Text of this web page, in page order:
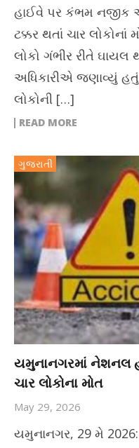
હાઈવે પર કંભમ નજીક
ટક્કર થતાં ચાર
લોકો ગંભીર રીતે
અધિકારીએ જણાવ્યું
લોકોની […]
READ MORE
ગુજરાતી
યમુનાનગરમાં નેશનલ
ચાર લોકોના મોત
May 29, 2026
યમુનાનગર, 29 મે